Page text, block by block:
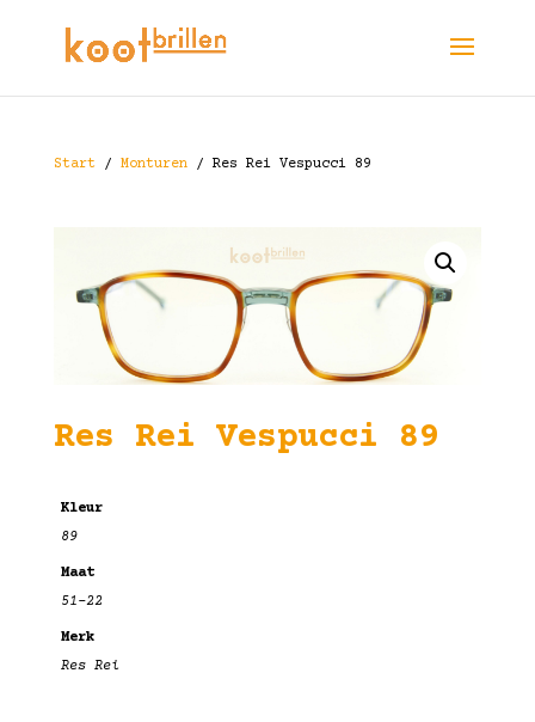
Start/ Monturen/ Res Rei Vespucci 89
Res Rei Vespucci 89
Kleur
89
Maat
51-22
Merk
Res Rei